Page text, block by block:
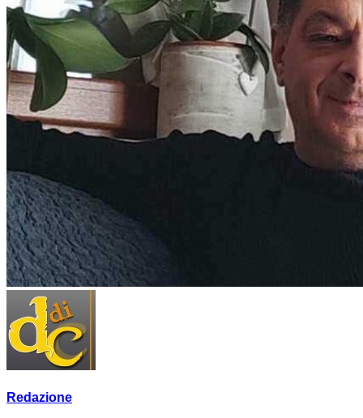
Redazione